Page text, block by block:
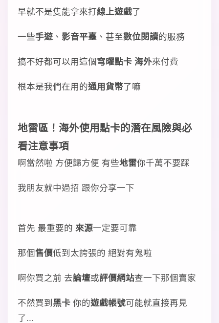
早就不是隻能拿來打線上遊戲了
一些手遊 、 影音平臺 、甚至數位閱讀的服務
搞不好都可以用這個穹曜點卡 海外來付費
根本是我們在用的通用貨幣了嘛
地雷區！海外使用點卡的潛在風險與必
看注意事項
啊當然啦 方便歸方便 有些地雷你千萬不要踩
我朋友就中過招 跟你分享一下
首先 最重要的 來源一定要可靠
那個售價低到太誇張的 絕對有鬼啦
啊你買之前 去論壇或評價網站查一下那個賣家
不然買到黑卡 你的遊戲帳號可能就直接再見
了...